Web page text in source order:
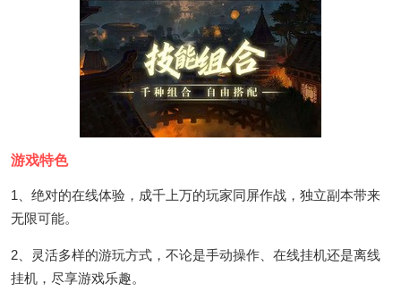
游戏特色
1、绝对的在线体验，成千上万的玩家同屏作战，独立副本带来
无限可能。
2、灵活多样的游玩方式，不论是手动操作、在线挂机还是离线
挂机，尽享游戏乐趣。